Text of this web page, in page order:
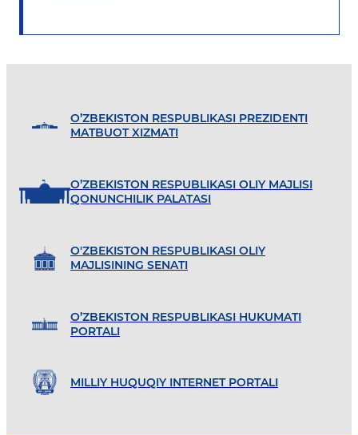
O’ZBEKISTON RESPUBLIKASI PREZIDENTI
MATBUOT XIZMATI
O’ZBEKISTON RESPUBLIKASI OLIY MAJLISI
QONUNCHILIK PALATASI
O'ZBEKISTON RESPUBLIKASI OLIY
MAJLISINING SENATI
O’ZBEKISTON RESPUBLIKASI HUKUMATI
PORTALI
MILLIY HUQUQIY INTERNET PORTALI